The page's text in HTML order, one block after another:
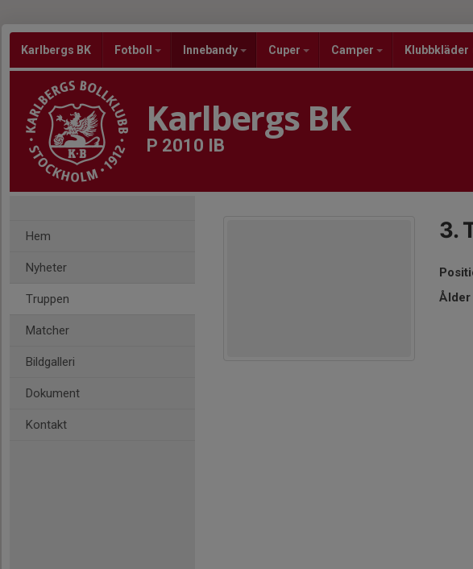
Karlbergs BK Fotboll Innebandy Cuper Camper Klubbkläder
Karlbergs BK
P 2010 IB
Hem
Nyheter
Truppen
Matcher
Bildgalleri
Dokument
Kontakt
3.
Ålder